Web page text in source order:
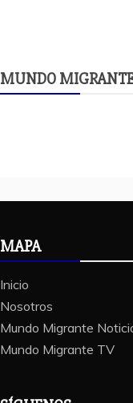
MUNDO
MAPA
Inicio
Nosotros
Mundo Migrante
Mundo Migrante TV